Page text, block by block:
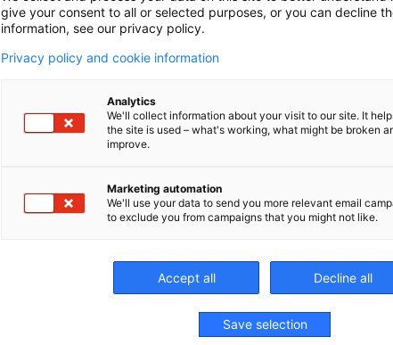
give your consent to all or selected purposes, or you can decline
information, see our privacy policy.
Privacy policy and cookie information
Analytics
We'll collect information about your visit to our site. It
the site is used – what's working, what might be broken
improve.
Marketing automation
We'll use your data to send you more relevant email
to exclude you from campaigns that you might not like.
Accept all Decline all
Save selection